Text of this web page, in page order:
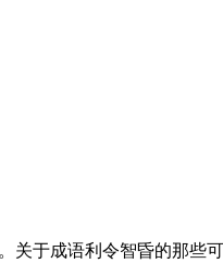
于成语利令智昏的那些